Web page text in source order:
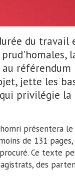
du travail
jette les
privilégie la
présentera le
de 131
Ce texte
des